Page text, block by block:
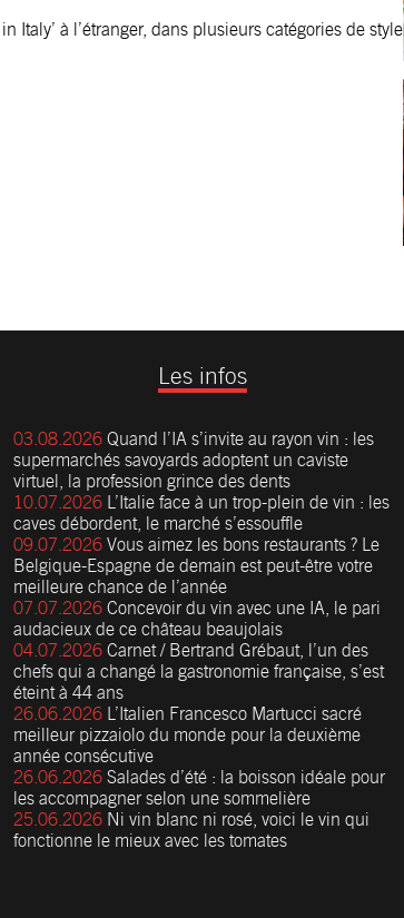
Italy’ à l’étranger, dans plusieurs catégories de style
Les infos
03.08.2026 Quand l’IA s’invite au rayon vin : les
supermarchés savoyards adoptent un caviste
virtuel, la profession grince des dents
10.07.2026 L’Italie face à un trop-plein de vin : les
caves débordent, le marché s’essouffle
09.07.2026 Vous aimez les bons restaurants ? Le
Belgique-Espagne de demain est peut-être votre
meilleure chance de l’année
07.07.2026 Concevoir du vin avec une IA, le pari
audacieux de ce château beaujolais
04.07.2026 Carnet / Bertrand Grébaut, l’un des
chefs qui a changé la gastronomie française, s’est
éteint à 44 ans
26.06.2026 L’Italien Francesco Martucci sacré
meilleur pizzaiolo du monde pour la deuxième
année consécutive
26.06.2026 Salades d’été : la boisson idéale pour
les accompagner selon une sommelière
25.06.2026 Ni vin blanc ni rosé, voici le vin qui
fonctionne le mieux avec les tomates